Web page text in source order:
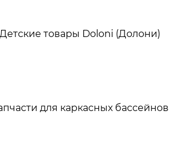
Детские товары Doloni (Долони)
для каркасных бассейнов